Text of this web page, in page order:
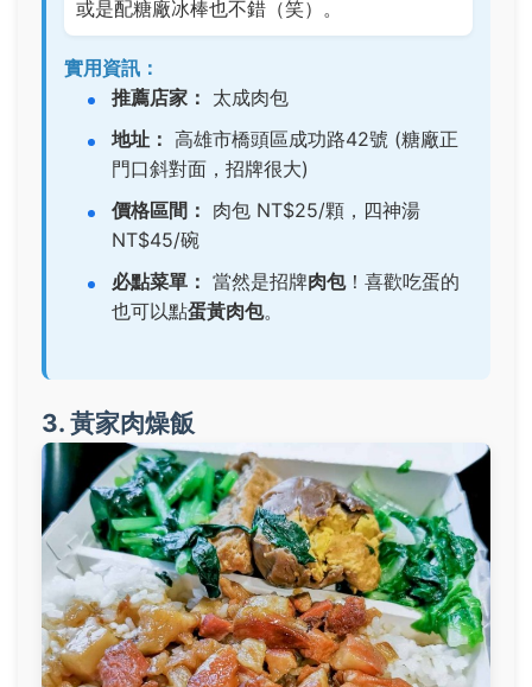
或是配糖廠冰棒也不錯（笑）。
實用資訊：
推薦店家： 太成肉包
地址： 高雄市橋頭區成功路42號 (糖廠正
門口斜對面，招牌很大)
價格區間： 肉包 NT$25/顆，四神湯
NT$45/碗
必點菜單： 當然是招牌肉包！喜歡吃蛋的
也可以點蛋黃肉包。
3. 黃家肉燥飯